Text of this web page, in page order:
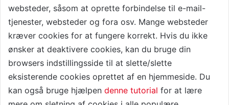
websteder, såsom at oprette forbindelse til e-mail-
tjenester, websteder og fora osv. Mange websteder
kræver cookies for at fungere korrekt. Hvis du ikke
ønsker at deaktivere cookies, kan du bruge din
browsers indstillingsside til at slette/slette
eksisterende cookies oprettet af en hjemmeside. Du
kan også bruge hjælpen denne tutorial for at lære